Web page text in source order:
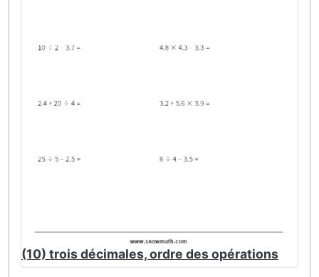
(10) trois décimales, ordre des opérations